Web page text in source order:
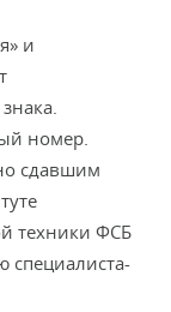
и
номер.
сдавшим
техники ФСБ